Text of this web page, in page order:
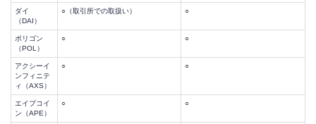
ダイ
（DAI）
○（取引所での取扱い） ○
ポリゴン
（POL）
○ ○
アクシーイ
ンフィニテ
ィ（AXS）
○ ○
エイプコイ
ン（APE）
○ ○